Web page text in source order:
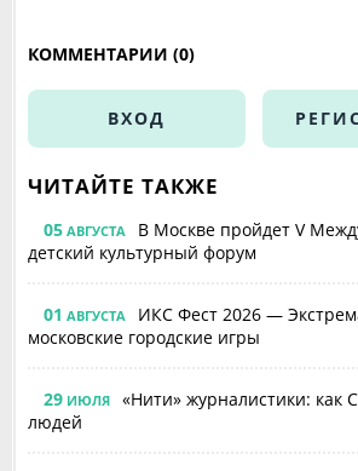
КОММЕНТАРИИ (0)
ВХОД
ЧИТАЙТЕ ТАКЖЕ
05 АВГУСТА
В Москве пройдет V
детский культурный форум
01 АВГУСТА
ИКС Фест 2026 —
московские городские игры
29 ИЮЛЯ
«Нити» журналистики:
людей